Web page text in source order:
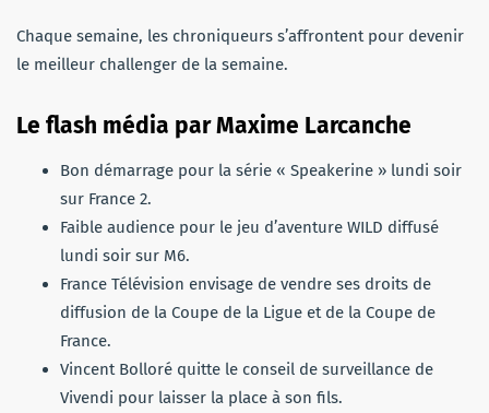
Chaque semaine, les chroniqueurs s’affrontent pour devenir
le meilleur challenger de la semaine.
Le flash média par Maxime Larcanche
Bon démarrage pour la série « Speakerine » lundi soir
sur France 2.
Faible audience pour le jeu d’aventure WILD diffusé
lundi soir sur M6.
France Télévision envisage de vendre ses droits de
diffusion de la Coupe de la Ligue et de la Coupe de
France.
Vincent Bolloré quitte le conseil de surveillance de
Vivendi pour laisser la place à son fils.